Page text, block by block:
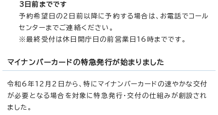
3日前までです
予約希望日の2日前以降に予約する場合は、お電話でコール
センターまでご連絡ください。
※最終受付は休日開庁日の前営業日16時までです。
マイナンバーカードの特急発行が始まりました
令和6年12月2日から、特にマイナンバーカードの速やかな交付
が必要となる場合を対象に特急発行・交付の仕組みが創設され
ました。